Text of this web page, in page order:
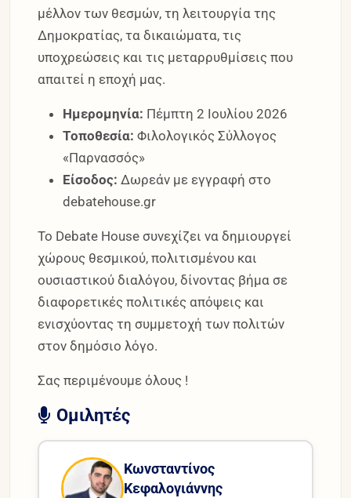
μέλλον των θεσμών, τη λειτουργία της
Δημοκρατίας, τα δικαιώματα, τις
υποχρεώσεις και τις μεταρρυθμίσεις που
απαιτεί η εποχή μας.
Ημερομηνία: Πέμπτη 2 Ιουλίου 2026
Τοποθεσία: Φιλολογικός Σύλλογος
«Παρνασσός»
Είσοδος: Δωρεάν με εγγραφή στο
debatehouse.gr
Το Debate House συνεχίζει να δημιουργεί
χώρους θεσμικού, πολιτισμένου και
ουσιαστικού διαλόγου, δίνοντας βήμα σε
διαφορετικές πολιτικές απόψεις και
ενισχύοντας τη συμμετοχή των πολιτών
στον δημόσιο λόγο.
Σας περιμένουμε όλους !
Ομιλητές
Κωνσταντίνος
Κεφαλογιάννης